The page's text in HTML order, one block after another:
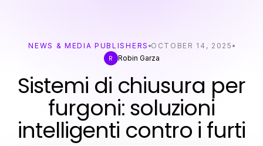
NEWS & MEDIA PUBLISHERS OCTOBER 14, 2025
R
Robin Garza
Sistemi di chiusura per
furgoni: soluzioni
intelligenti contro i furti